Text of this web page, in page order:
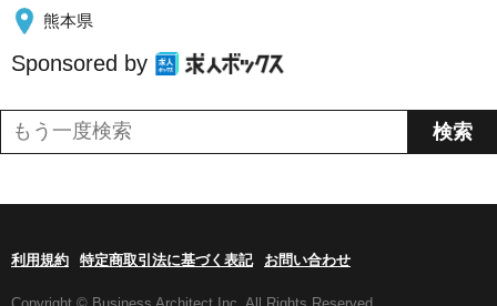
熊本県
Sponsored by
利用規約 特定商取引法に基づく表記 お問い合わせ
Copyright © Business Architect Inc. All Rights Reserved.